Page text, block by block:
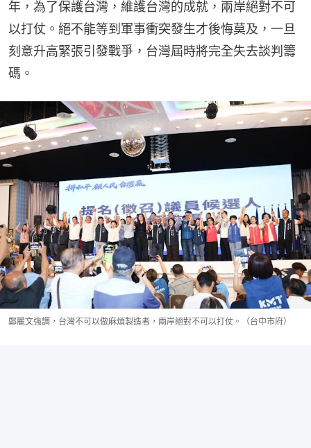
年，為了保護台灣，維護台灣的成就，兩岸絕對不可
以打仗。絕不能等到軍事衝突發生才後悔莫及，一旦
刻意升高緊張引發戰爭，台灣屆時將完全失去談判籌
碼。
鄭麗文強調，台灣不可以做麻煩製造者，兩岸絕對不可以打仗。（台中市府）